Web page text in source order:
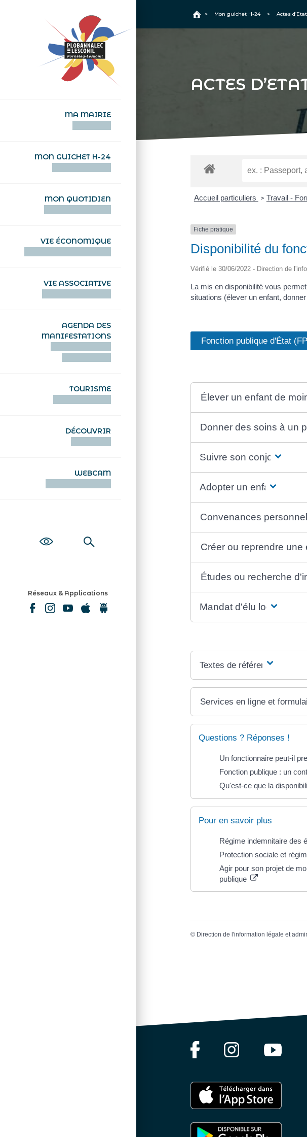
MA MAIRIE
MON GUICHET H-24
MON QUOTIDIEN
VIE ÉCONOMIQUE
VIE ASSOCIATIVE
AGENDA DES
MANIFESTATIONS
TOURISME
DÉCOUVRIR
WEBCAM
Réseaux & Applications
Accueil
> Mon guichet H-24 > Actes
ACTES
Accueil particuliers > Travail -
Fiche pratique
Disponibilité du
Vérifié le 30/06/2022 - Direction de
La mis en disponibilité vous
situations (élever un enfant,
Fonction publique d'État
Élever un enfant de
Donner des soins à un
Suivre son conjoint
Adopter un enfant
Convenances
Créer ou reprendre une
Études ou recherche
Mandat d'élu local
Textes de référence
Services en ligne et
Questions ? Réponses !
Un fonctionnaire peut-il
Fonction publique : un
Qu'est-ce que la
Pour en savoir plus
Régime indemnitaire des
Protection sociale et
Agir pour son projet de
publique
© Direction de l'information légale et